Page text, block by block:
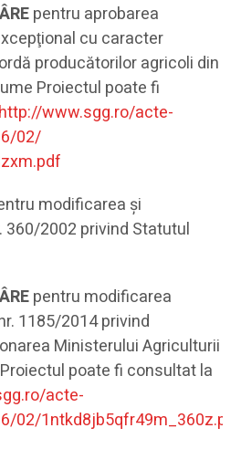
pentru aprobarea
cu caracter
producătorilor agricoli din
Proiectul poate fi
http://www.sgg.ro/acte-
02/
modificarea şi
360/2002 privind Statutul
pentru modificarea
1185/2014 privind
Ministerului Agriculturii
poate fi consultat la
acte-
02/1ntkd8jb5qfr49m_360z.pdf